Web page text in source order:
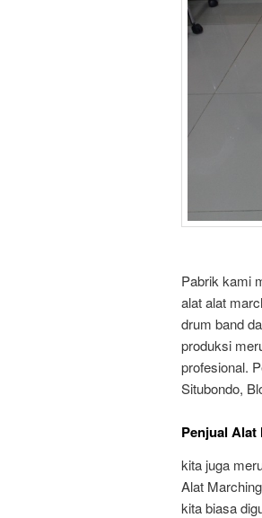
Pabrik kami
alat alat
drum band
produksi
profesional.
Situbondo,
Penjual Alat
kita juga
Alat
kita biasa